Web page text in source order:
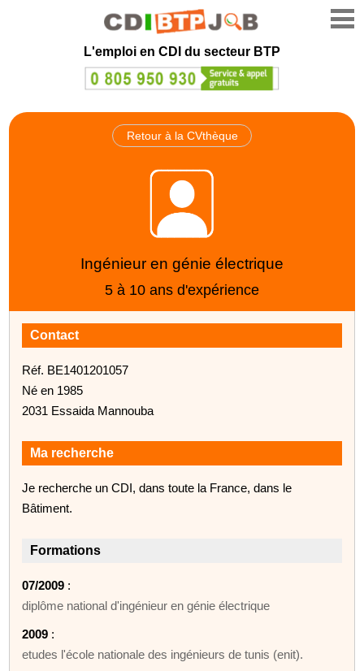
L'emploi en CDI du secteur BTP
Retour à la CVthèque
Ingénieur en génie électrique
5 à 10 ans d'expérience
Contact
Réf. BE1401201057
Né en 1985
2031 Essaida Mannouba
Ma recherche
Je recherche un CDI, dans toute la France, dans le
Bâtiment.
Formations
07/2009 :
diplôme national d'ingénieur en génie électrique
2009 :
etudes l'école nationale des ingénieurs de tunis (enit).